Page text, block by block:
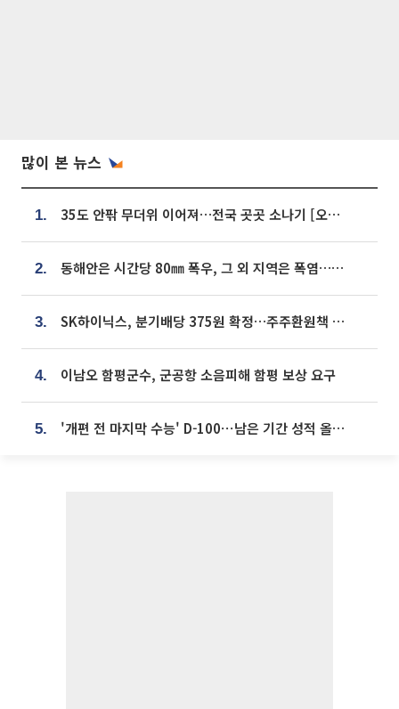
많이 본 뉴스
1. 35도 안팎 무더위 이어져…전국 곳곳 소나기 [오늘 날씨]
2. 동해안은 시간당 80㎜ 폭우, 그 외 지역은 폭염…‘극과 극 날씨’
3. SK하이닉스, 분기배당 375원 확정…주주환원책 9월로 앞당겨 발표
4. 이남오 함평군수, 군공항 소음피해 함평 보상 요구
5. '개편 전 마지막 수능' D-100⋯남은 기간 성적 올릴 전략은